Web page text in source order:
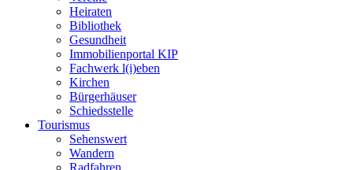
Heiraten
Bibliothek
Gesundheit
Immobilienportal KIP
Fachwerk l(i)eben
Kirchen
Bürgerhäuser
Schiedsstelle
Tourismus
Sehenswert
Wandern
Radfahren